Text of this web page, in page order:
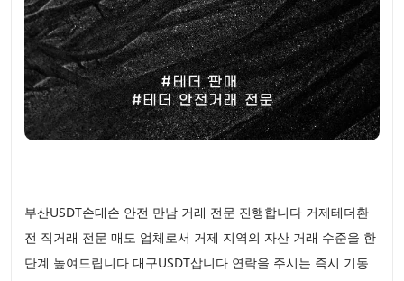
부산USDT손대손 안전 만남 거래 전문 진행합니다 거제테더환
전 직거래 전문 매도 업체로서 거제 지역의 자산 거래 수준을 한
단계 높여드립니다 대구USDT삽니다 연락을 주시는 즉시 기동